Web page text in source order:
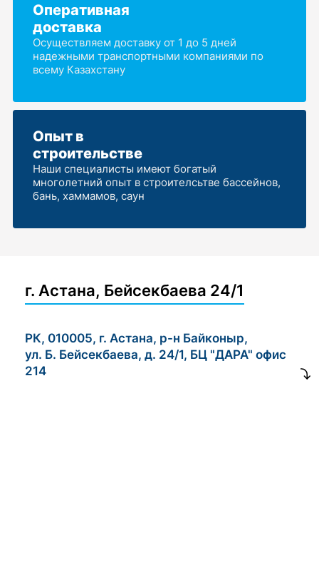
Оперативная
доставка
Осуществляем доставку от 1 до 5 дней
надежными транспортными компаниями по
всему Казахстану
Опыт в
строительстве
Наши специалисты имеют богатый
многолетний опыт в строителсьтве бассейнов,
бань, хаммамов, саун
г. Астана, Бейсекбаева 24/1
РК, 010005, г. Астана, р-н Байконыр,
ул. Б. Бейсекбаева, д. 24/1, БЦ "ДАРА" офис
214